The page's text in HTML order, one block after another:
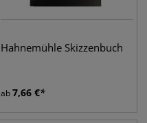
Hahnemühle Skizzenbuch
ab7,66 €